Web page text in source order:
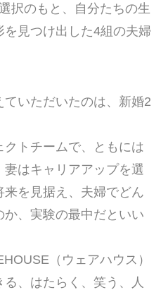
択のもと、自分たちの生
を見つけ出した4組の夫婦
いただいたのは、新婚2
トチームで、ともには
はキャリアアップを選
を見据え、夫婦でどん
、実験の最中だといい
（ウェアハウス）
、はたらく、笑う、人